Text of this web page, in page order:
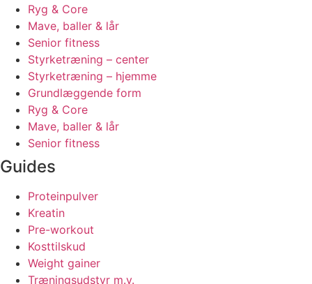
Ryg & Core
Mave, baller & lår
Senior fitness
Styrketræning – center
Styrketræning – hjemme
Grundlæggende form
Ryg & Core
Mave, baller & lår
Senior fitness
Guides
Proteinpulver
Kreatin
Pre-workout
Kosttilskud
Weight gainer
Træningsudstyr m.v.